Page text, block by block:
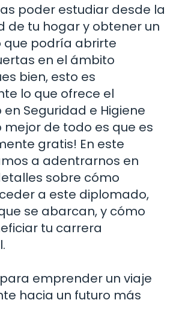
poder estudiar desde la
de tu hogar y obtener un
podría abrirte
en el ámbito
bien, esto es
lo que ofrece el
Seguridad e Higiene
mejor de todo es que es
gratis! En este
a adentrarnos en
sobre cómo
a este diplomado,
se abarcan, y cómo
tu carrera
emprender un viaje
hacia un futuro más